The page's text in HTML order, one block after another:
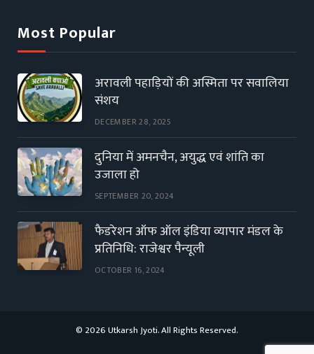
Most Popular
अरावली पहाड़ियों की अस्मिता पर सवालिया
संशय
DECEMBER 28, 2025
दुनिया में अमनचैन, अयुद्ध एवं शांति का
उजाला हो
SEPTEMBER 20, 2024
फैडरेशन ऑफ ऑल इंडिया व्यापार मंडल के
प्रतिनिधि: राजेश्वर पैन्यूली
OCTOBER 16, 2024
© 2026 Utkarsh Jyoti. All Rights Reserved.